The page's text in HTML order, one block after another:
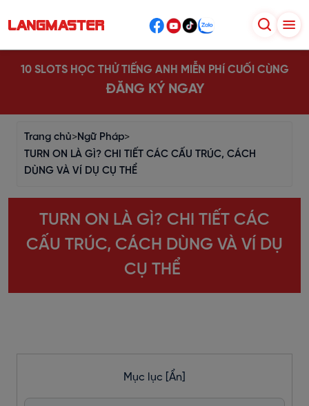
10 SLOTS HỌC THỬ TIẾNG ANH MIỄN PHÍ CUỐI CÙNG
ĐĂNG KÝ NGAY
Trang chủ>Ngữ Pháp>
TURN ON LÀ GÌ? CHI TIẾT CÁC CẤU TRÚC, CÁCH
DÙNG VÀ VÍ DỤ CỤ THỂ
TURN ON LÀ GÌ? CHI TIẾT CÁC
CẤU TRÚC, CÁCH DÙNG VÀ VÍ DỤ
CỤ THỂ
Mục lục [Ẩn]